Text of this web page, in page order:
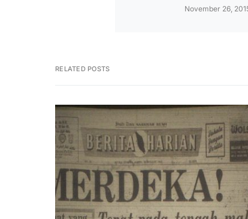
November 26,
RELATED POSTS